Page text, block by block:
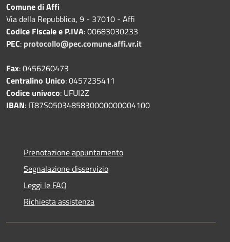
Comune di Affi
Via della Repubblica, 9 - 37010 - Affi
Codice Fiscale e P.IVA: 00683030233
PEC: protocollo@pec.comune.affi.vr.it
Fax: 0456260473
Centralino Unico: 0457235411
Codice univoco: UFUI2Z
IBAN: IT87S0503485830000000004100
Prenotazione appuntamento
Segnalazione disservizio
Leggi le FAQ
Richiesta assistenza